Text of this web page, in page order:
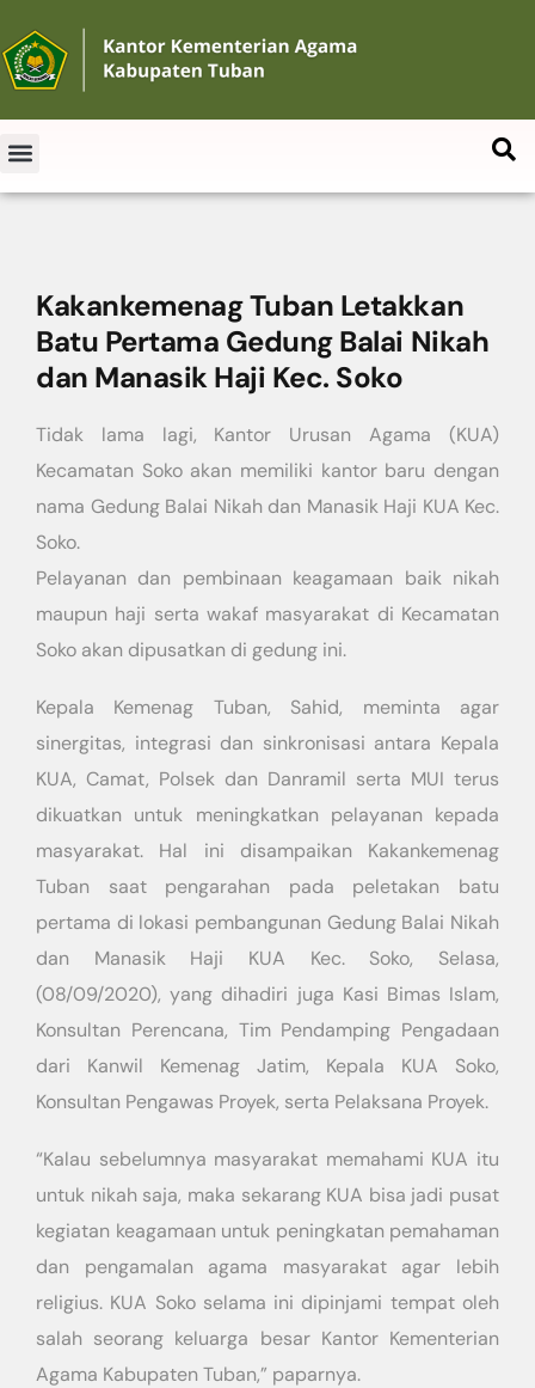
Kakankemenag Tuban Letakkan
Batu Pertama Gedung Balai Nikah
dan Manasik Haji Kec. Soko
Tidak lama lagi, Kantor Urusan Agama (KUA)
Kecamatan Soko akan memiliki kantor baru dengan
nama Gedung Balai Nikah dan Manasik Haji KUA Kec.
Soko.
Pelayanan dan pembinaan keagamaan baik nikah
maupun haji serta wakaf masyarakat di Kecamatan
Soko akan dipusatkan di gedung ini.
Kepala Kemenag Tuban, Sahid, meminta agar
sinergitas, integrasi dan sinkronisasi antara Kepala
KUA, Camat, Polsek dan Danramil serta MUI terus
dikuatkan untuk meningkatkan pelayanan kepada
masyarakat. Hal ini disampaikan Kakankemenag
Tuban saat pengarahan pada peletakan batu
pertama di lokasi pembangunan Gedung Balai Nikah
dan Manasik Haji KUA Kec. Soko, Selasa,
(08/09/2020), yang dihadiri juga Kasi Bimas Islam,
Konsultan Perencana, Tim Pendamping Pengadaan
dari Kanwil Kemenag Jatim, Kepala KUA Soko,
Konsultan Pengawas Proyek, serta Pelaksana Proyek.
“Kalau sebelumnya masyarakat memahami KUA itu
untuk nikah saja, maka sekarang KUA bisa jadi pusat
kegiatan keagamaan untuk peningkatan pemahaman
dan pengamalan agama masyarakat agar lebih
religius. KUA Soko selama ini dipinjami tempat oleh
salah seorang keluarga besar Kantor Kementerian
Agama Kabupaten Tuban,” paparnya.